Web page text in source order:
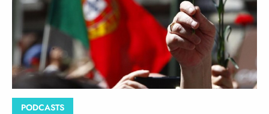
PODCASTS